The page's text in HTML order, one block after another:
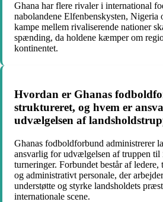
Ghana har flere rivaler i international
nabolandene Elfenbenskysten, Nigeria
kampe mellem rivaliserende nationer
spænding, da holdene kæmper om
kontinentet.
Hvordan er Ghanas
struktureret, og hvem er
udvælgelsen af
Ghanas fodboldforbund administrerer
ansvarlig for udvælgelsen af truppen til
turneringer. Forbundet består af
og administrativt personale, der
understøtte og styrke landsholdets
internationale scene.